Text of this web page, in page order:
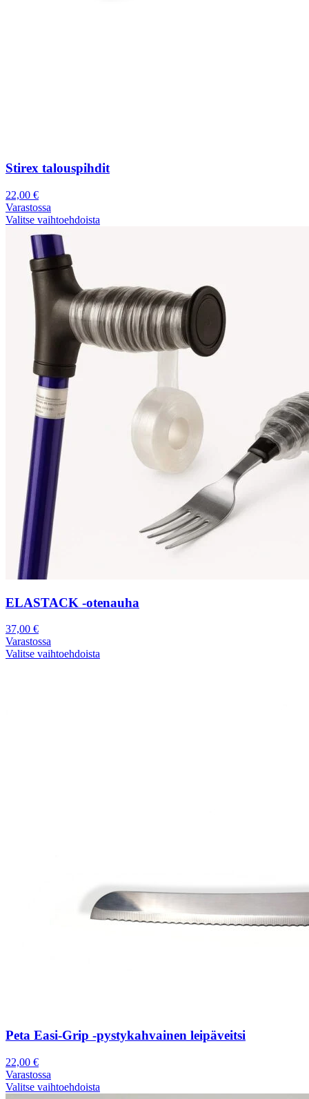
Stirex talouspihdit
22,00 €
Varastossa
Valitse vaihtoehdoista
ELASTACK -otenauha
37,00 €
Varastossa
Valitse vaihtoehdoista
Peta Easi-Grip -pystykahvainen leipäveitsi
22,00 €
Varastossa
Valitse vaihtoehdoista